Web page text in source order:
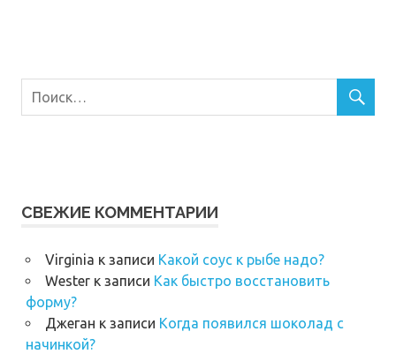
СВЕЖИЕ КОММЕНТАРИИ
Virginia к записи Какой соус к рыбе надо?
Westerк записи Как быстро восстановить
форму?
Джеган к записи Когда появился шоколад с
начинкой?